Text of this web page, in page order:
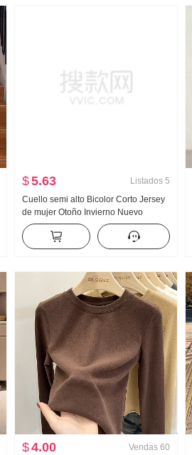
$5.63 Listados 5
Cuello semi alto Bicolor Corto Jersey
de mujer Otoño Invierno Nuevo
Holgado Configuración Falda Base
Lana Suéter de punto
$4.00 Vendas 60